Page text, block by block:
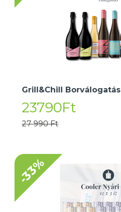
Grill&Chill Borválogatás
23790Ft
27 990 Ft
-33%